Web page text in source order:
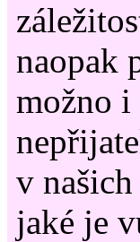
naopak
možno i
v
jaké je